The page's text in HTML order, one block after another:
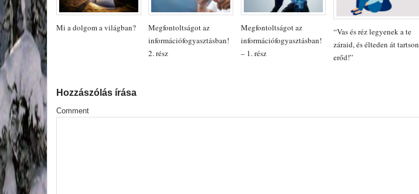
Mi a dolgom a világban?
Megfontoltságot az
információfogyasztásban!
2. rész
Megfontoltságot az
információfogyasztásban!
– 1. rész
“Vas és réz legyenek a te
záraid, és élteden át tartson
erőd!”
Hozzászólás írása
Comment